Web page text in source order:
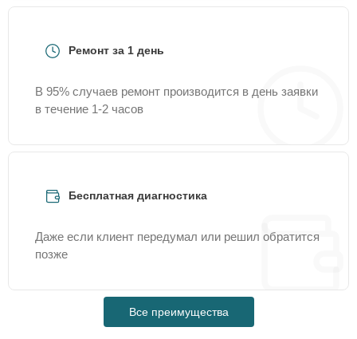
Ремонт за 1 день
В 95% случаев ремонт производится в день заявки
в течение 1-2 часов
Бесплатная диагностика
Даже если клиент передумал или решил обратится
позже
Все преимущества